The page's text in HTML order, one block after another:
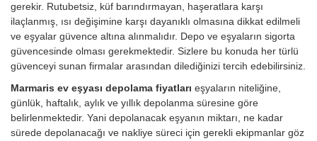
gerekir. Rutubetsiz, küf barındırmayan, haşeratlara karşı
ilaçlanmış, ısı değişimine karşı dayanıklı olmasına dikkat edilmeli
ve eşyalar güvence altına alınmalıdır. Depo ve eşyaların sigorta
güvencesinde olması gerekmektedir. Sizlere bu konuda her türlü
güvenceyi sunan firmalar arasından dilediğinizi tercih edebilirsiniz.
Marmaris ev eşyası depolama fiyatları eşyaların niteliğine,
günlük, haftalık, aylık ve yıllık depolanma süresine göre
belirlenmektedir. Yani depolanacak eşyanın miktarı, ne kadar
sürede depolanacağı ve nakliye süreci için gerekli ekipmanlar göz